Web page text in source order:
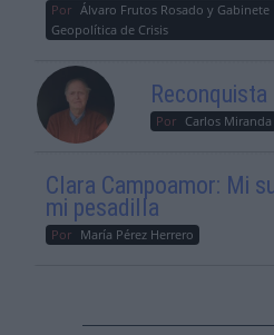
Por Álvaro Frutos Rosado y Gabinete
Geopolítica de Crisis
Por Carlos Miranda
Clara Campoamor: Mi
mi pesadilla
Por María Pérez Herrero